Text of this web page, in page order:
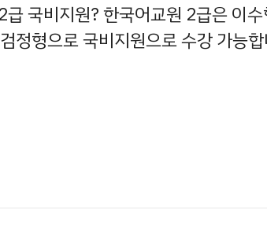
국비지원? 한국어교원 2급은 이수
정형으로 국비지원으로 수강 가능